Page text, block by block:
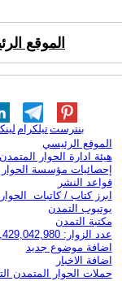
الموقع
تيلكرامبنترست
الموقع الرئيسي
هيئة ادارة الحوار
إحصائيات مؤسسة الحوار
قواعد النشر
ابرز كتاب / كاتبات
يوتيوب التمدن
مكتبة التمدن
عدد الزوار: 3,429,042,980
اضافة موضوع جديد
اضافة الاخبار
حملات الحوار المتمدن